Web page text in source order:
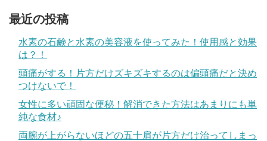
最近の投稿
水素の石鹸と水素の美容液を使ってみた！使用感と効果
は？！
頭痛がする！片方だけズキズキするのは偏頭痛だと決め
つけないで！
女性に多い頑固な便秘！解消できた方法はあまりにも単
純な食材♪
両腕が上がらないほどの五十肩が片方だけ治ってしまっ